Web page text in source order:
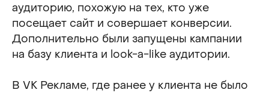
аудиторию, похожую на тех, кто уже
посещает сайт и совершает конверсии.
Дополнительно были запущены кампании
на базу клиента и look-a-like аудитории.
В VK Рекламе, где ранее у клиента не было